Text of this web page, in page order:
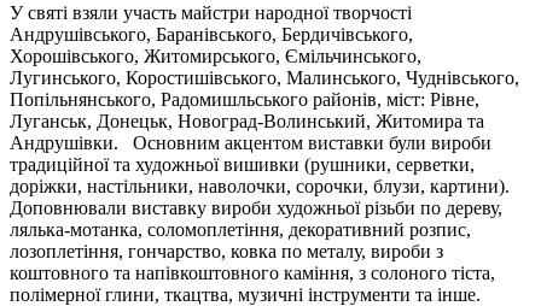
У святі взяли участь майстри народної творчості
Андрушівського, Баранівського, Бердичівського,
Хорошівського, Житомирського, Ємільчинського,
Лугинського, Коростишівського, Малинського, Чуднівського,
Попільнянського, Радомишльського районів, міст: Рівне,
Луганськ, Донецьк, Новоград-Волинський, Житомира та
Андрушівки. Основним акцентом виставки були вироби
традиційної та художньої вишивки (рушники, серветки,
доріжки, настільники, наволочки, сорочки, блузи, картини).
Доповнювали виставку вироби художньої різьби по дереву,
лялька-мотанка, соломоплетіння, декоративний розпис,
лозоплетіння, гончарство, ковка по металу, вироби з
коштовного та напівкоштовного каміння, з солоного тіста,
полімерної глини, ткацтва, музичні інструменти та інше.